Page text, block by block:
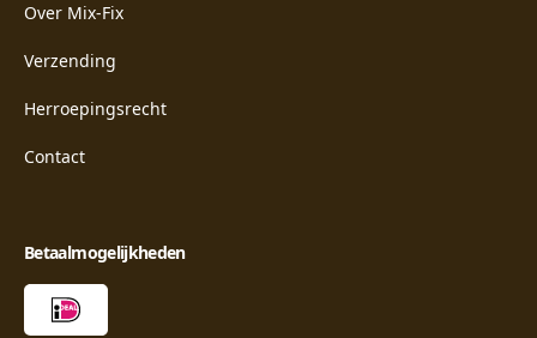
Over Mix-Fix
Verzending
Herroepingsrecht
Contact
Betaalmogelijkheden